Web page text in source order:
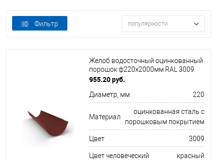
Фильтр популярности
Желоб водосточный оцинкованный
порошок ф220х2000мм RAL 3009
955.20 руб.
Диаметр, мм 220
Материал
оцинкованная сталь с
порошковым покрытием
Цвет 3009
Цвет человеческий красный